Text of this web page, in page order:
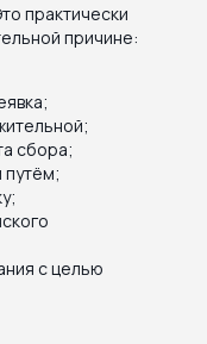
практически
причине:
сбора;
с целью